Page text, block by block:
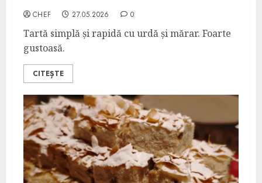
CHEF 27.05.2026 0
Tartă simplă și rapidă cu urdă și mărar. Foarte
gustoasă.
CITEȘTE